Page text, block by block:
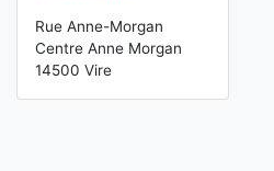
Rue Anne-Morgan
Centre Anne Morgan
14500 Vire